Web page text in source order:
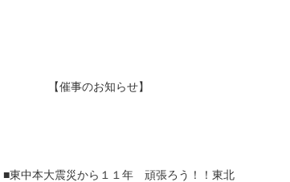
【催事のお知らせ】
■東中本大震災から１１年 頑張ろう！！東北